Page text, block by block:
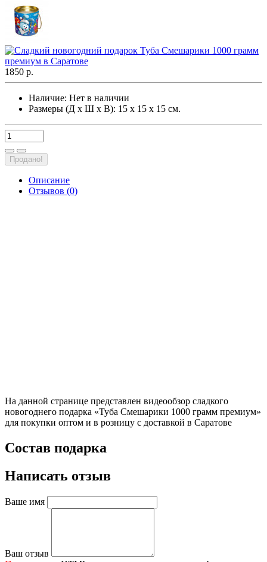
1850 р.
Наличие: Нет в наличии
Размеры (Д х Ш х В): 15 х 15 х 15 см.
Продано!
Описание
Отзывов (0)
На данной странице представлен видеообзор сладкого
новогоднего подарка «Туба Смешарики 1000 грамм премиум»
для покупки оптом и в розницу с доставкой в Саратове
Состав подарка
Написать отзыв
Ваше имя
Ваш отзыв